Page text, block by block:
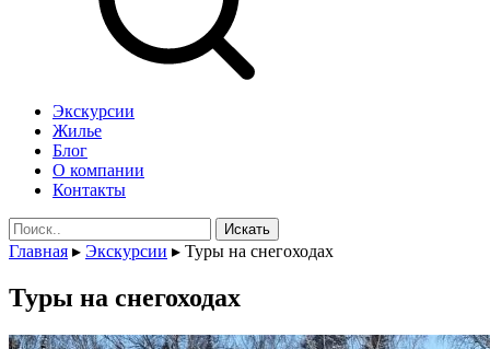
Экскурсии
Жилье
Блог
О компании
Контакты
Поиск:
Главная ▸ Экскурсии ▸ Туры на снегоходах
Туры на снегоходах